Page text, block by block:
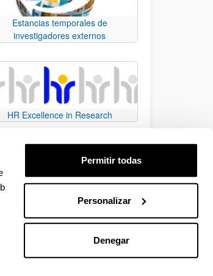
Permitir todas
Personalizar
Denegar
Estancias temporales de
investigadores externos
HR Excellence in Research